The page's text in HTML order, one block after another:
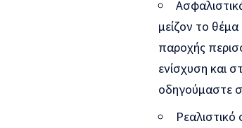
μείζον το
παροχής
ενίσχυση και
οδηγούμαστε